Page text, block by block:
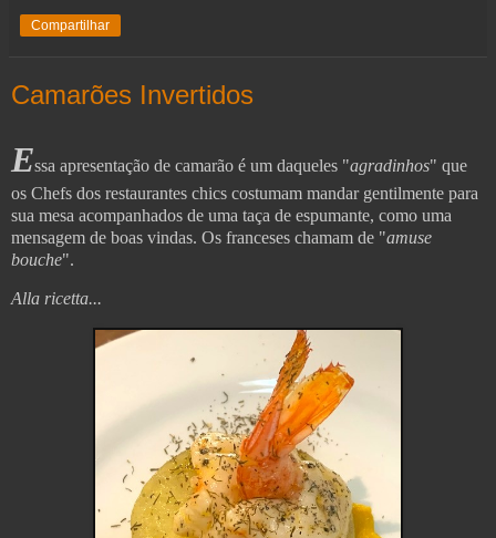
Compartilhar
Camarões Invertidos
Essa apresentação de camarão é um daqueles "agradinhos" que
os Chefs dos restaurantes chics costumam mandar gentilmente para
sua mesa acompanhados de uma taça de espumante, como uma
mensagem de boas vindas. Os franceses chamam de "amuse
bouche".
Alla ricetta...